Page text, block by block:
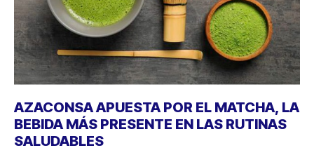
AZACONSA APUESTA POR EL MATCHA, LA
BEBIDA MÁS PRESENTE EN LAS RUTINAS
SALUDABLES